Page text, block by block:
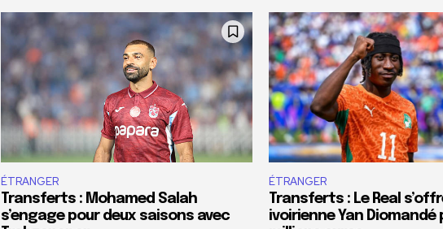
ÉTRANGER
Transferts : Mohamed Salah
s’engage pour deux saisons avec
ÉTRANGER
Transferts : Le Real
ivoirienne Yan Diomandé